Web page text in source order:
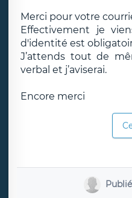
Merci pour votre
Effectivement je
d'identité est
J’attends tout de
verbal et j’aviserai.
Encore merci